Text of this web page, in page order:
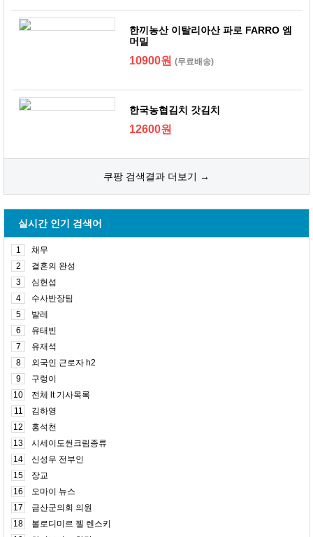
한끼농산 이탈리아산 파로 FARRO 엠
머밀
10900원(무료배송)
한국농협김치 갓김치
12600원
쿠팡 검색결과 더보기 →
실시간 인기 검색어
1
채무
2
결혼의 완성
3
심현섭
4
수사반장팀
5
발레
6
유태빈
7
유재석
8
외국인 근로자 h2
9
구렁이
10
전체 lt 기사목록
11
김하영
12
홍석천
13
시세이도썬크림종류
14
신성우 전부인
15
장교
16
오마이 뉴스
17
금산군의회 의원
18
볼로디미르 젤 렌스키